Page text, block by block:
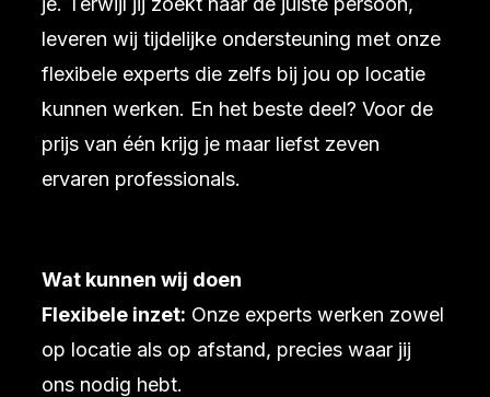
leveren wij tijdelijke ondersteuning met onze
flexibele experts die zelfs bij jou op locatie
kunnen werken. En het beste deel? Voor de
prijs van één krijg je maar liefst zeven
ervaren professionals.
Wat kunnen wij doen
Flexibele inzet: Onze experts werken zowel
op locatie als op afstand, precies waar jij
ons nodig hebt.